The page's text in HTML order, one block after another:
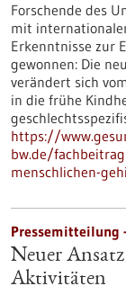
Forschende des
mit
Erkenntnisse zur
gewonnen: Die
verändert sich
in die frühe
https://
bw.de/
menschlichen-
Pressemitteilung
Neuer
Aktivitäten